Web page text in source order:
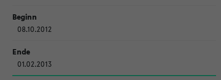
08.10.2012
01.02.2013